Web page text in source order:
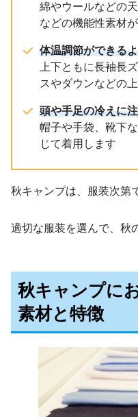
綿やウールなどの
などの機能性素材
体温調節ができる
上下ともに長袖長
スやダウンなどの
頭や手足の冷えに
帽子や手袋、靴下
じて着用します
秋キャンプは、服装次第
適切な服装を選んで、秋
秋キャンプに
素材と特徴